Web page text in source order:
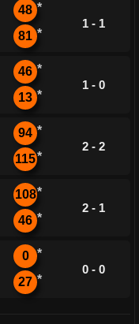
48 *
81 *
1 - 1
46 *
13 *
1 - 0
94 *
115*
2 - 2
108*
46 *
2 - 1
0 *
27 *
0 - 0